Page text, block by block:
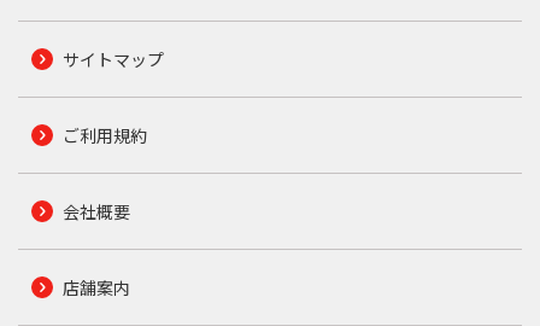
サイトマップ
ご利用規約
会社概要
店舗案内